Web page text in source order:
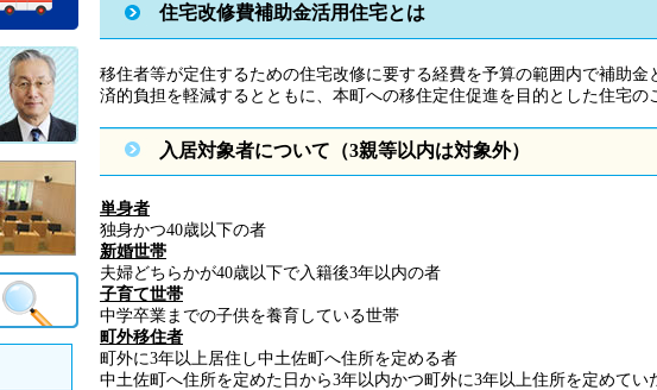
住宅改修費補助金活用住宅とは
移住者等が定住するための住宅改修に要する経費を予算の範囲内で補助
済的負担を軽減するとともに、本町への移住定住促進を目的とした住宅の
入居対象者について（3親等以内は対象外）
単身者
独身かつ40歳以下の者
新婚世帯
夫婦どちらかが40歳以下で入籍後3年以内の者
子育て世帯
中学卒業までの子供を養育している世帯
町外移住者
町外に3年以上居住し中土佐町へ住所を定める者
中土佐町へ住所を定めた日から3年以内かつ町外に3年以上住所を定めてい